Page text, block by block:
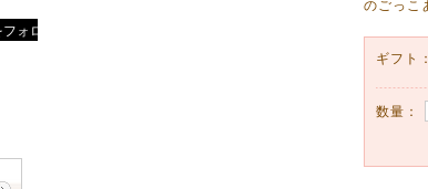
のごっこ
ギフト：
数量：